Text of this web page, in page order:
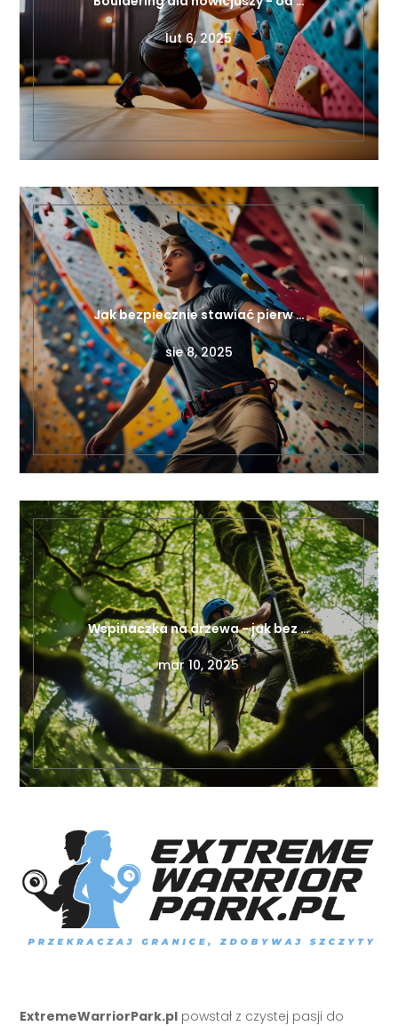
Jak bezpiecznie stawiać pierw …
sie 8, 2025
Wspinaczka na drzewa - jak bez …
mar 10, 2025
postanowili połączyć swoją miłość do sportów